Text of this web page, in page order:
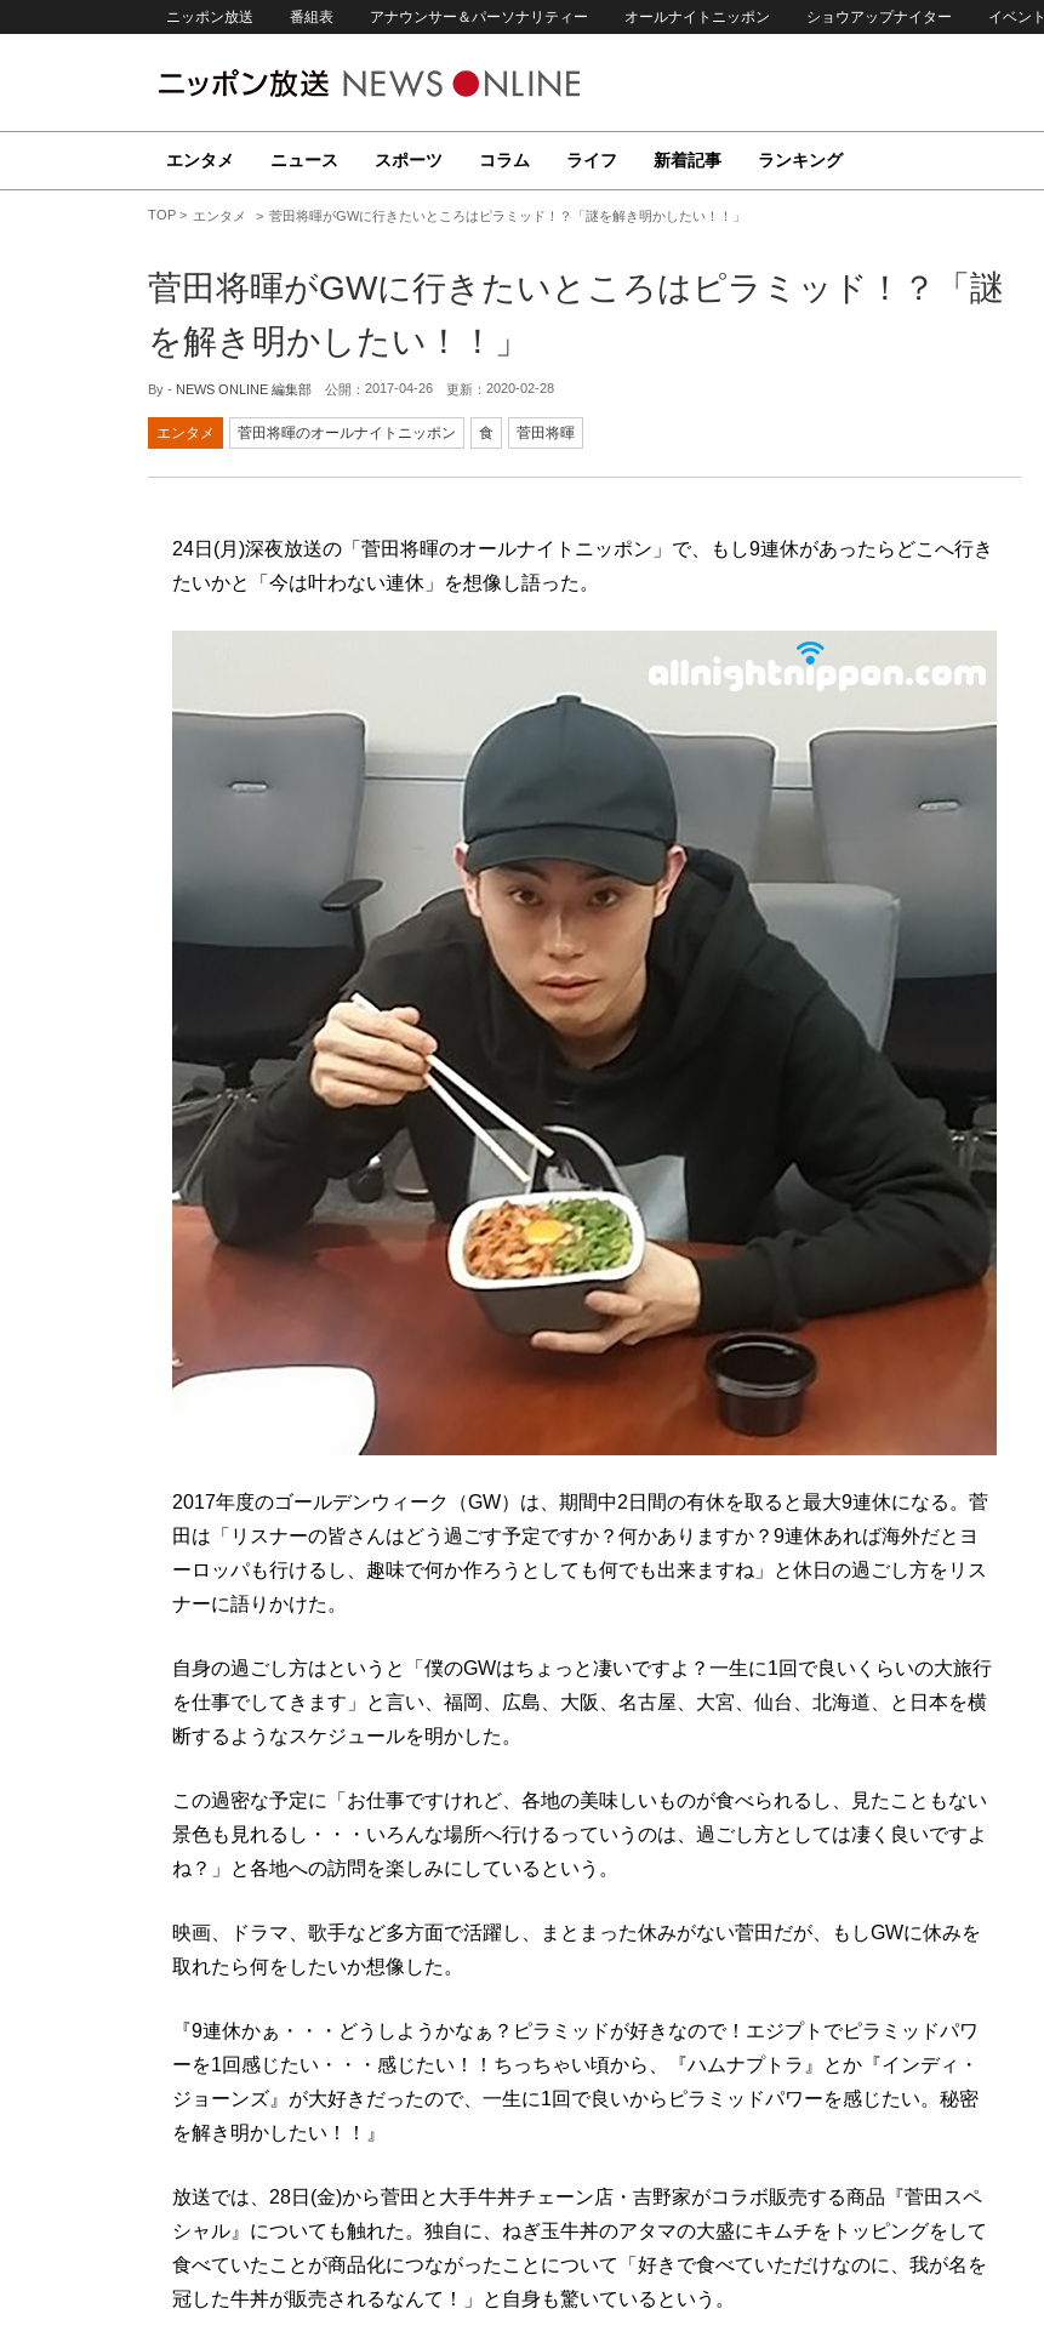
ニッポン放送 番組表 アナウンサー＆パーソナリティー オールナイトニッポン ショウアップナイター イベント
エンタメ ニュース スポーツ コラム ライフ 新着記事 ランキング
TOP エンタメ 菅田将暉がGWに行きたいところはピラミッド！？「謎を解き明かしたい！！」
菅田将暉がGWに行きたいところはピラミッド！？「謎
を解き明かしたい！！」
By - NEWS ONLINE 編集部 公開： 2017-04-26 更新： 2020-02-28
エンタメ 菅田将暉のオールナイトニッポン 食 菅田将暉
24日(月)深夜放送の「菅田将暉のオールナイトニッポン」で、もし9連休があったらどこへ行き
たいかと「今は叶わない連休」を想像し語った。
2017年度のゴールデンウィーク（GW）は、期間中2日間の有休を取ると最大9連休になる。菅
田は「リスナーの皆さんはどう過ごす予定ですか？何かありますか？9連休あれば海外だとヨ
ーロッパも行けるし、趣味で何か作ろうとしても何でも出来ますね」と休日の過ごし方をリス
ナーに語りかけた。
自身の過ごし方はというと「僕のGWはちょっと凄いですよ？一生に1回で良いくらいの大旅行
を仕事でしてきます」と言い、福岡、広島、大阪、名古屋、大宮、仙台、北海道、と日本を横
断するようなスケジュールを明かした。
この過密な予定に「お仕事ですけれど、各地の美味しいものが食べられるし、見たこともない
景色も見れるし・・・いろんな場所へ行けるっていうのは、過ごし方としては凄く良いですよ
ね？」と各地への訪問を楽しみにしているという。
映画、ドラマ、歌手など多方面で活躍し、まとまった休みがない菅田だが、もしGWに休みを
取れたら何をしたいか想像した。
『9連休かぁ・・・どうしようかなぁ？ピラミッドが好きなので！エジプトでピラミッドパワ
ーを1回感じたい・・・感じたい！！ちっちゃい頃から、『ハムナプトラ』とか『インディ・
ジョーンズ』が大好きだったので、一生に1回で良いからピラミッドパワーを感じたい。秘密
を解き明かしたい！！』
放送では、28日(金)から菅田と大手牛丼チェーン店・吉野家がコラボ販売する商品『菅田スペ
シャル』についても触れた。独自に、ねぎ玉牛丼のアタマの大盛にキムチをトッピングをして
食べていたことが商品化につながったことについて「好きで食べていただけなのに、我が名を
冠した牛丼が販売されるなんて！」と自身も驚いているという。